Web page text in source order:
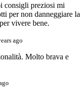
consigli preziosi mi
per non danneggiare la
vivere bene.
ago
Molto brava e